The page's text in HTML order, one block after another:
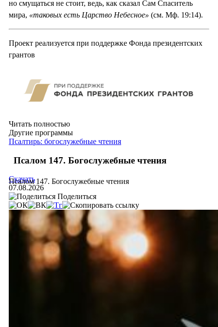
но смущаться не стоит, ведь, как сказал Сам Спаситель
мира, «таковых есть Царство Небесное» (см. Мф. 19:14).
Проект реализуется при поддержке Фонда президентских
грантов
Читать полностью
Другие программы
Псалтирь: богослужебные чтения
Псалом 147. Богослужебные чтения
Псалом 147. Богослужебные чтения
Скачать
07.08.2026
Поделиться